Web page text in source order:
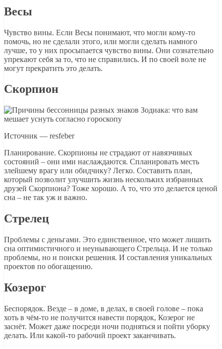
Весы
Чувство вины. Если Весы понимают, что могли кому-то
помочь, но не сделали этого, или могли сделать намного
лучше, то у них просыпается чувство вины. Они сознательно
упрекают себя за то, что не справились. И по своей воле не
могут прекратить это делать.
Скорпион
Источник — resfeber
Планирование. Скорпионы не страдают от навязчивых
состояний – они ими наслаждаются. Спланировать месть
злейшему врагу или обидчику? Легко. Составить план,
который позволит улучшить жизнь нескольких избранных
друзей Скорпиона? Тоже хорошо. А то, что это делается ценой
сна – не так уж и важно.
Стрелец
Проблемы с деньгами. Это единственное, что может лишить
сна оптимистичного и неунывающего Стрельца. И не только
проблемы, но и поиски решения. И составления уникальных
проектов по обогащению.
Козерог
Беспорядок. Везде – в доме, в делах, в своей голове – пока
хоть в чём-то не получится навести порядок, Козерог не
заснёт. Может даже посреди ночи подняться и пойти уборку
делать. Или какой-то рабочий проект заканчивать.